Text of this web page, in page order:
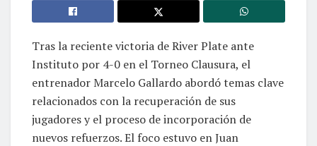
Tras la reciente victoria de River Plate ante
Instituto por 4-0 en el Torneo Clausura, el
entrenador Marcelo Gallardo abordó temas clave
relacionados con la recuperación de sus
jugadores y el proceso de incorporación de
nuevos refuerzos. El foco estuvo en Juan